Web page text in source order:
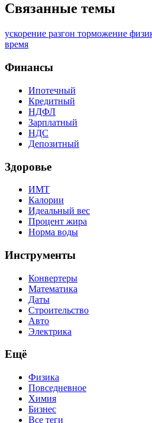
Связанные темы
ускорение разгон торможение
время
Финансы
Ипотечный
Кредитный
НДФЛ
Зарплатный
НДС
Депозитный
Здоровье
ИМТ
Калории
Идеальный вес
Процент жира
Норма воды
Инструменты
Конвертеры
Математика
Даты
Строительство
Авто
Электрика
Ещё
Физика
Повседневное
Химия
Бизнес
Все теги